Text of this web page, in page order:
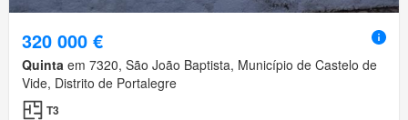
320 000 €
Quinta em 7320, São João Baptista, Município de Castelo de
Vide, Distrito de Portalegre
T3